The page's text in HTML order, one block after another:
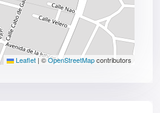
Leaflet |©OpenStreetMapcontributors